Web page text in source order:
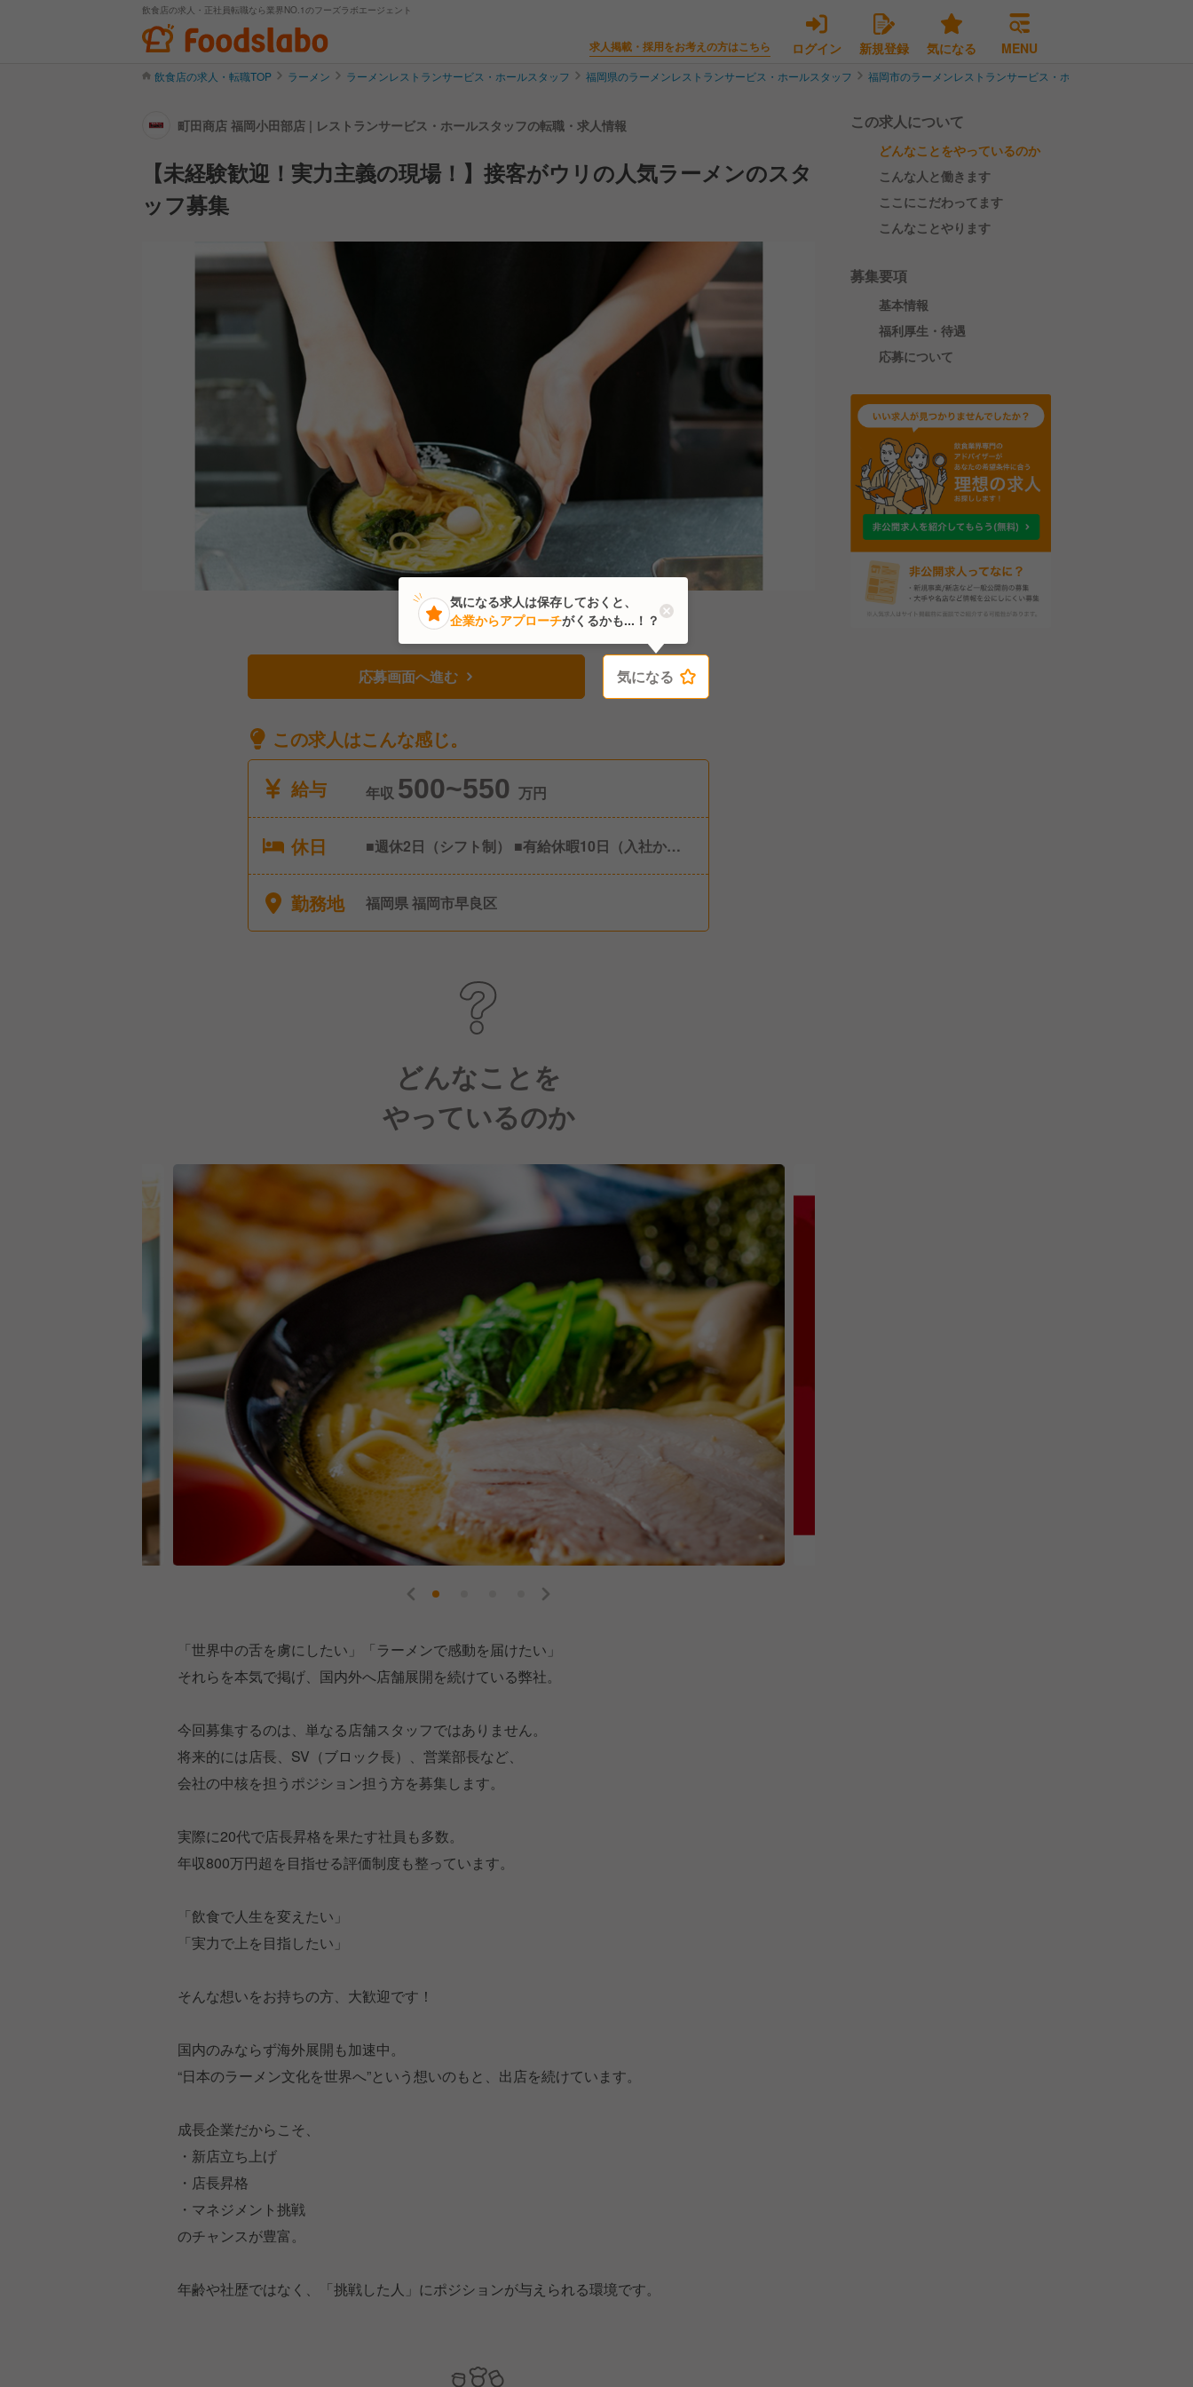
飲食店の求人・正社員転職なら業界NO.1のフーズラボエージェント
求人掲載・採用をお考えの方はこちら ログイン 新規登録 気になる MENU
飲食店の求人・転職TOP ラーメン ラーメンレストランサービス・ホールスタッフ 福岡県のラーメンレストランサービス・ホールスタッフ 福岡市のラーメンレストランサービス・ホールスタッフ
町田商店 福岡小田部店 | レストランサービス・ホールスタッフの転職・求人情報
【未経験歓迎！実力主義の現場！】接客がウリの人気ラーメンのスタ
ッフ募集
応募画面へ進む 気になる
この求人はこんな感じ。
給与
年収 500~550 万円
休日
■週休2日（シフト制） ■有給休暇10日（入社から6
す。 充実した休暇を過ごせるよう取得時には2万円
の支給有！）
勤務地 福岡県 福岡市早良区
どんなことを
やっているのか
「世界中の舌を虜にしたい」「ラーメンで感動を届けたい」
それらを本気で掲げ、国内外へ店舗展開を続けている弊社。
今回募集するのは、単なる店舗スタッフではありません。
将来的には店長、SV（ブロック長）、営業部長など、
会社の中核を担うポジション担う方を募集します。
実際に20代で店長昇格を果たす社員も多数。
年収800万円超を目指せる評価制度も整っています。
「飲食で人生を変えたい」
「実力で上を目指したい」
そんな想いをお持ちの方、大歓迎です！
国内のみならず海外展開も加速中。
“日本のラーメン文化を世界へ”という想いのもと、出店を続けています。
成長企業だからこそ、
・新店立ち上げ
・店長昇格
・マネジメント挑戦
のチャンスが豊富。
年齢や社歴ではなく、「挑戦した人」にポジションが与えられる環境です。
この求人について
どんなことをやっているのか
こんな人と働きます
ここにこだわってます
こんなことやります
募集要項
基本情報
福利厚生・待遇
応募について
気になる
気になる求人は保存しておくと、
企業からアプローチがくるかも...！？